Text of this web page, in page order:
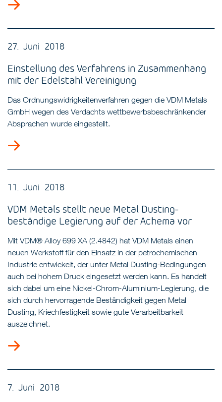
27. Juni 2018
Einstellung des Verfahrens in Zusammenhang
mit der Edelstahl Vereinigung
Das Ordnungswidrigkeitenverfahren gegen die VDM Metals
GmbH wegen des Verdachts wettbewerbsbeschränkender
Absprachen wurde eingestellt.
11. Juni 2018
VDM Metals stellt neue Metal Dusting-
beständige Legierung auf der Achema vor
Mit VDM® Alloy 699 XA (2.4842) hat VDM Metals einen
neuen Werkstoff für den Einsatz in der petrochemischen
Industrie entwickelt, der unter Metal Dusting-Bedingungen
auch bei hohem Druck eingesetzt werden kann. Es handelt
sich dabei um eine Nickel-Chrom-Aluminium-Legierung, die
sich durch hervorragende Beständigkeit gegen Metal
Dusting, Kriechfestigkeit sowie gute Verarbeitbarkeit
auszeichnet.
7. Juni 2018